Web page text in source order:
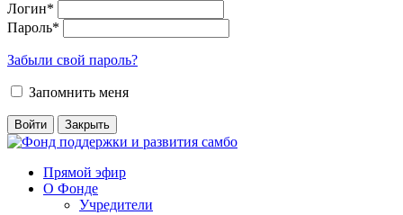
Логин*
Пароль*
Забыли свой пароль?
Запомнить меня
Прямой эфир
О Фонде
Учредители